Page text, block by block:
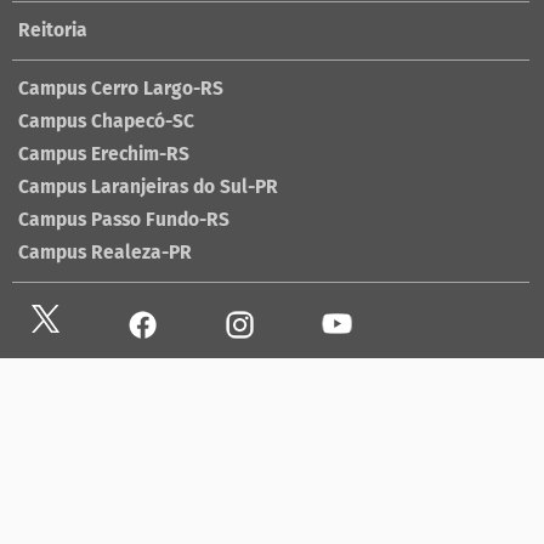
Reitoria
Campus Cerro Largo-RS
Campus Chapecó-SC
Campus Erechim-RS
Campus Laranjeiras do Sul-PR
Campus Passo Fundo-RS
Campus Realeza-PR